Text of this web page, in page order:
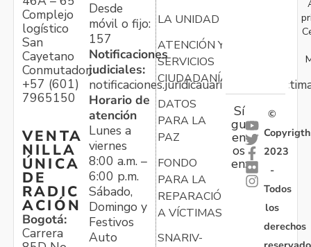
Complejo
logístico
San
Cayetano
Conmutador:
+57 (601)
7965150
VENTA
NILLA
ÚNICA
DE
RADIC
ACIÓN
Bogotá:
Carrera
Desde
móvil o fijo:
157
Notificaciones
judiciales:
Horario de
atención
Lunes a
viernes
8:00 a.m. –
6:00 p.m.
Sábado,
Domingo y
Festivos
Auto
LA UNIDAD
ATENCIÓN Y
SERVICIOS
CIUDADANÍA
DATOS
PARA LA
PAZ
FONDO
PARA LA
REPARACIÓN
A VÍCTIMAS
SNARIV-
Sí
gu
en
os
en:
©
Copyrigth
2023
-
Todos
los
derechos